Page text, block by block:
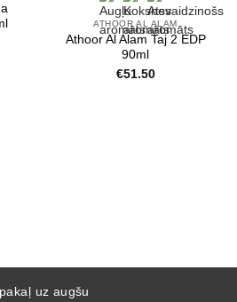
ATHOOR AL ALAM
Athoor Al Alam Taj 2 EDP
90ml
€51.50
uz augšu